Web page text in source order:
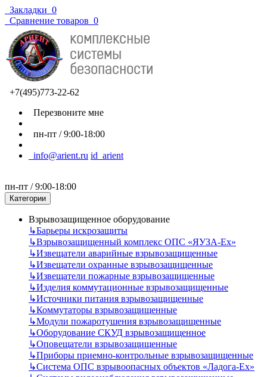
Закладки 0
Сравнение товаров 0
+7(495)773-22-62
Перезвоните мне
пн-пт / 9:00-18:00
info@arient.ru id_arient
пн-пт / 9:00-18:00
Категории
Взрывозащищенное оборудование
↳Барьеры искрозащиты
↳Взрывозащищенный комплекс ОПС «ЯУЗА-Ех»
↳Извещатели аварийные взрывозащищенные
↳Извещатели охранные взрывозащищенные
↳Извещатели пожарные взрывозащищенные
↳Изделия коммутационные взрывозащищенные
↳Источники питания взрывозащищенные
↳Коммутаторы взрывозащищенные
↳Модули пожаротушения взрывозащищенные
↳Оборудование СКУД взрывозащищенное
↳Оповещатели взрывозащищенные
↳Приборы приемно-контрольные взрывозащищенные
↳Система ОПС взрывоопасных объектов «Ладога-Ex»